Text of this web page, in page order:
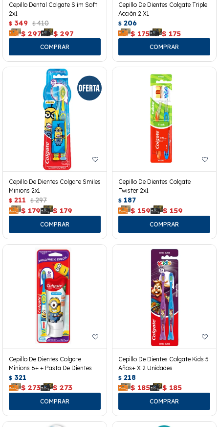
Cepillo Dental Colgate Slim Soft
2x1
$ 349 $ 410
$ 297 $ 297
Cepillo De Dientes Colgate Triple
Acción 2 X1
$ 206
$ 175 $ 175
Cepillo De Dientes Colgate Smiles
Minions 2x1
$ 211 $ 297
$ 179 $ 179
Cepillo De Dientes Colgate
Twister 2x1
$ 187
$ 159 $ 159
Cepillo De Dientes Colgate
Minions 6+ + Pasta De Dientes
$ 321
$ 273 $ 273
Cepillo De Dientes Colgate Kids 5
Años+ X 2 Unidades
$ 218
$ 185 $ 185